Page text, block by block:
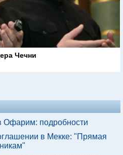
Чечни
Офарим: подробности
в Мекке: "Прямая